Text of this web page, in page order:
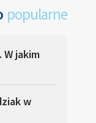
popularne
jakim
w